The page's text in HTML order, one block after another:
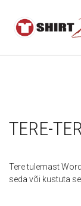
TERE-
Tere tulemast
seda või kustuta